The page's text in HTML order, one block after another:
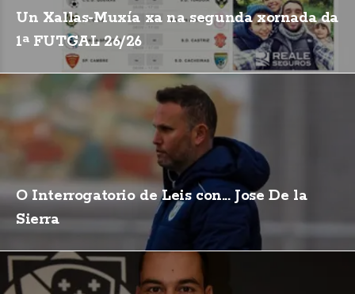
Un Xallas-Muxía xa na segunda xornada da
1ª FUTGAL 26/26
O Interrogatorio de Leis con... Jose De la
Sierra